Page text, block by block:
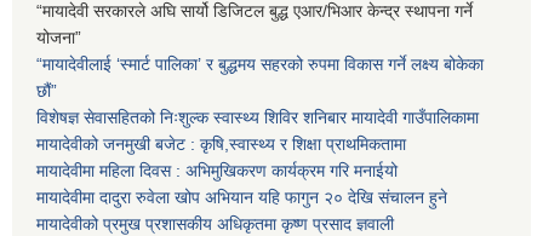
“मायादेवी सरकारले अघि सार्यो डिजिटल बुद्ध एआर/भिआर केन्द्र स्थापना गर्ने
योजना”
“मायादेवीलाई ‘स्मार्ट पालिका’ र बुद्धमय सहरको रुपमा विकास गर्ने लक्ष्य बोकेका
छौं”
विशेषज्ञ सेवासहितको निःशुल्क स्वास्थ्य शिविर शनिबार मायादेवी गाउँपालिकामा
मायादेवीको जनमुखी बजेट : कृषि,स्वास्थ्य र शिक्षा प्राथमिकतामा
मायादेवीमा महिला दिवस : अभिमुखिकरण कार्यक्रम गरि मनाईयो
मायादेवीमा दादुरा रुवेला खोप अभियान यहि फागुन २० देखि संचालन हुने
मायादेवीको प्रमुख प्रशासकीय अधिकृतमा कृष्ण प्रसाद ज्ञवाली